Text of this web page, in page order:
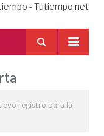
- Tutiempo.net
registro para la